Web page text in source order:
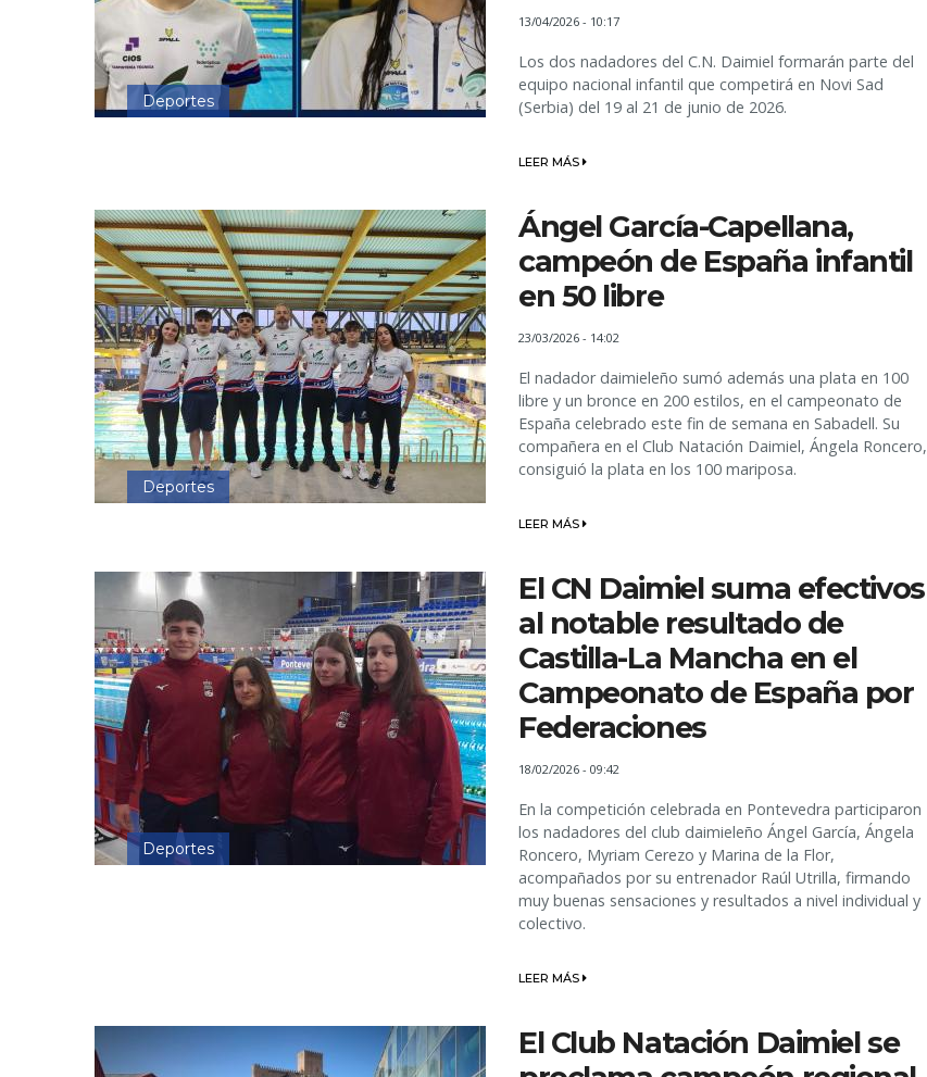
Deportes
13/04/2026 - 10:17
Los dos nadadores del C.N. Daimiel formarán parte del
equipo nacional infantil que competirá en Novi Sad
(Serbia) del 19 al 21 de junio de 2026.
LEER MÁS
Deportes
Ángel García-Capellana,
campeón de España infantil
en 50 libre
23/03/2026 - 14:02
El nadador daimieleño sumó además una plata en 100
libre y un bronce en 200 estilos, en el campeonato de
España celebrado este fin de semana en Sabadell. Su
compañera en el Club Natación Daimiel, Ángela Roncero,
consiguió la plata en los 100 mariposa.
LEER MÁS
Deportes
El CN Daimiel suma efectivos
al notable resultado de
Castilla-La Mancha en el
Campeonato de España por
Federaciones
18/02/2026 - 09:42
En la competición celebrada en Pontevedra participaron
los nadadores del club daimieleño Ángel García, Ángela
Roncero, Myriam Cerezo y Marina de la Flor,
acompañados por su entrenador Raúl Utrilla, firmando
muy buenas sensaciones y resultados a nivel individual y
colectivo.
LEER MÁS
El Club Natación Daimiel se